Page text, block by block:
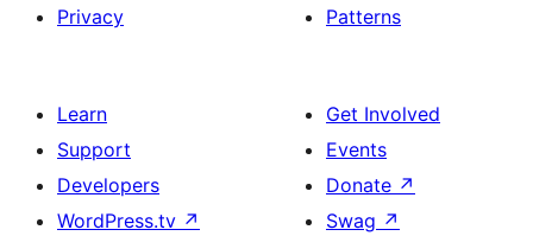
Privacy
Patterns
Learn
Support
Developers
WordPress.tv ↗
Get Involved
Events
Donate ↗
Swag ↗